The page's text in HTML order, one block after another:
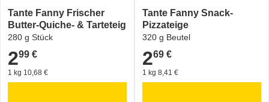
Tante Fanny Frischer
Butter-Quiche- & Tarteteig
280 g Stück
2,99 €
299 €
1 kg 10,68 €
Tante Fanny Snack-
Pizzateige
320 g Beutel
2,69 €
269 €
1 kg 8,41 €